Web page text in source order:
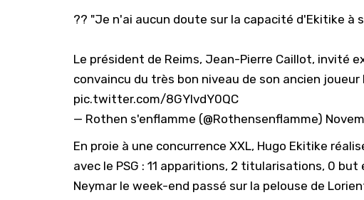
?️? "Je n'ai aucun doute sur la capacité d'Ekitike à
Le président de Reims, Jean-Pierre Caillot, invité
convaincu du très bon niveau de son ancien joueur
pic.twitter.com/8GYlvdY0QC
— Rothen s'enflamme (@Rothensenflamme)
En proie à une concurrence XXL, Hugo Ekitike
avec le PSG : 11 apparitions, 2 titularisations, 0
Neymar le week-end passé sur la pelouse de